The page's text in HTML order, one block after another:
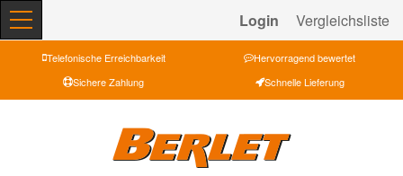
Login Vergleichsliste
Telefonische Erreichbarkeit
Hervorragend bewertet
Sichere Zahlung
Schnelle Lieferung